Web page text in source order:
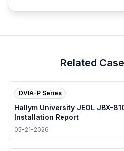
Related
DVIA-P Series
Hallym University JEOL JBX-
Installation Report
05-21-2026